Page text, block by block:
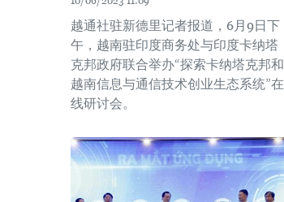
越通社驻新德里记者报道，6月9日下
午，越南驻印度商务处与印度卡纳塔
克邦政府联合举办“探索卡纳塔克邦和
越南信息与通信技术创业生态系统”在
线研讨会。